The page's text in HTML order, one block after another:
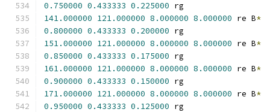
0.750000 0.433333 0.225000 rg
141.000000 121.000000 8.000000 8.000000 re B*
0.800000 0.433333 0.200000 rg
151.000000 121.000000 8.000000 8.000000 re B*
0.850000 0.433333 0.175000 rg
161.000000 121.000000 8.000000 8.000000 re B*
0.900000 0.433333 0.150000 rg
171.000000 121.000000 8.000000 8.000000 re B*
0.950000 0.433333 0.125000 rg